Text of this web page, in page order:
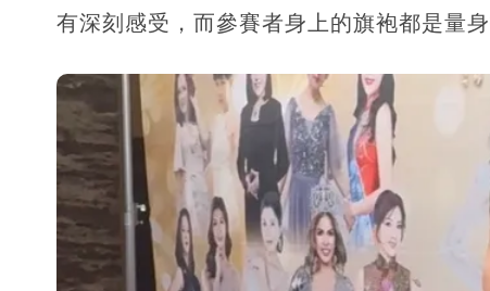
有深刻感受，而參賽者身上的旗袍都是量